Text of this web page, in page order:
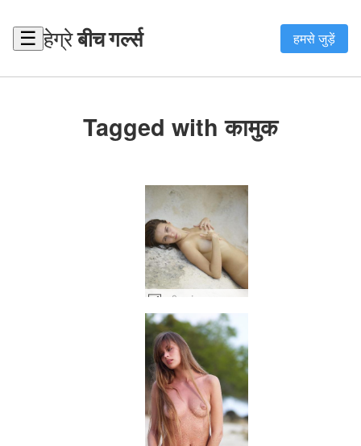
☰ हेग्रेबीच गर्ल्स हमसे जुड़ें
Tagged with कामुक